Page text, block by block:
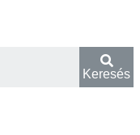
Keresés